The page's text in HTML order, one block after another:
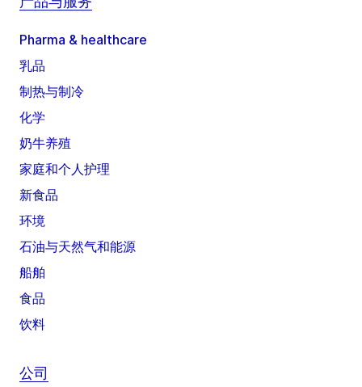
Pharma & healthcare
乳品
制热与制冷
化学
奶牛养殖
家庭和个人护理
新食品
环境
石油与天然气和能源
船舶
食品
饮料
公司